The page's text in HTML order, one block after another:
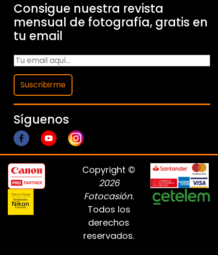
Consigue nuestra revista
mensual de fotografía, gratis en
tu email
Suscribirme
Síguenos
Copyright ©
2026
Fotocasión.
Todos los
derechos
reservados.